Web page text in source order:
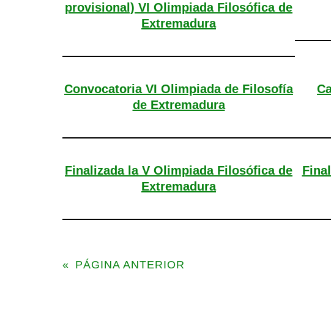
provisional) VI Olimpiada Filosófica de
Extremadura
Convocatoria VI Olimpiada de Filosofía
de Extremadura
Finalizada la V Olimpiada Filosófica de
Extremadura
« PÁGINA ANTERIOR